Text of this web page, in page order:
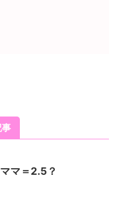
事
マ＝2.5？